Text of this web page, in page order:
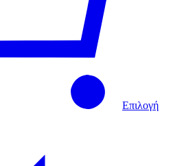
Επιλογή